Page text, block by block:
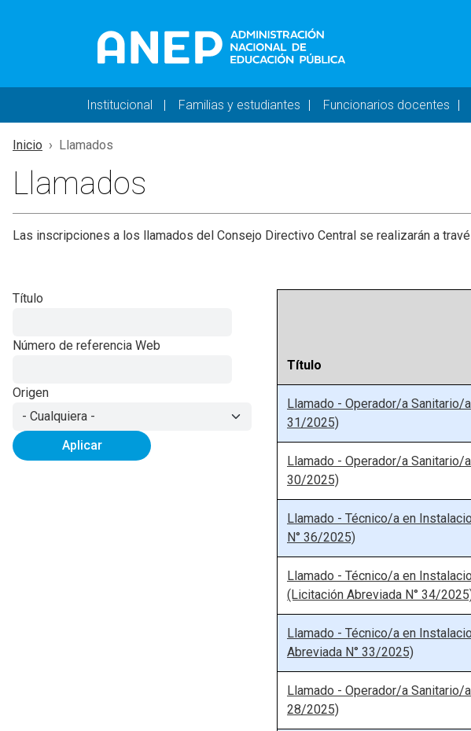
Navegación principal - DESKTOP
Institucional Familias y estudiantes Funcionarios docentes
Inicio Llamados
Llamados
Las inscripciones a los llamados del Consejo Directivo Central se realizarán a
Título
Número de referencia Web
Origen
Aplicar
Título
Llamado - Operador/a Sanitario/
31/2025)
Llamado - Operador/a Sanitario/
30/2025)
Llamado - Técnico/a en
N° 36/2025)
Llamado - Técnico/a en
(Licitación Abreviada N° 34/
Llamado - Técnico/a en
Abreviada N° 33/2025)
Llamado - Operador/a Sanitario/
28/2025)